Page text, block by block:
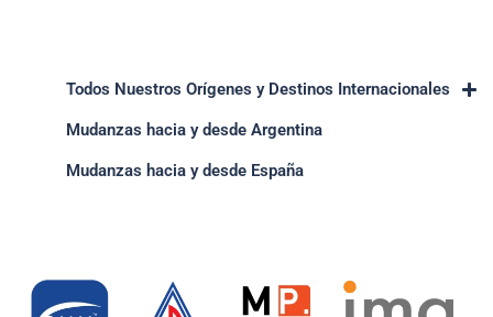
Todos Nuestros Orígenes y Destinos Internacionales
Mudanzas hacia y desde Argentina
Mudanzas hacia y desde España